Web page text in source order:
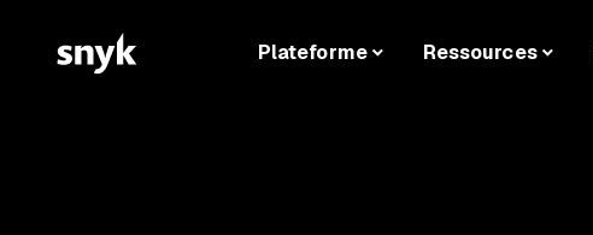
Plateforme Ressources